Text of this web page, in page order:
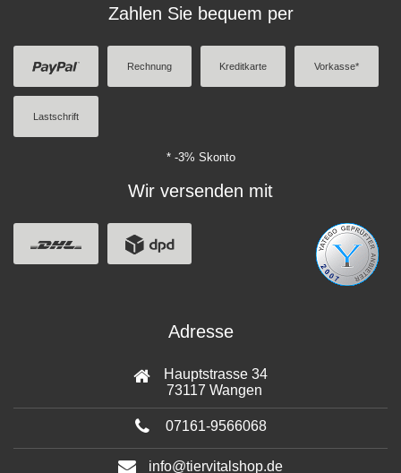
Zahlen Sie bequem per
Rechnung Kreditkarte Vorkasse*
Lastschrift
* -3% Skonto
Wir versenden mit
Adresse
Hauptstrasse 34
73117 Wangen
07161-9566068
info@tiervitalshop.de